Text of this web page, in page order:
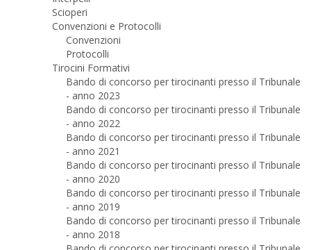
Scioperi
Convenzioni e Protocolli
Convenzioni
Protocolli
Tirocini Formativi
Bando di concorso per tirocinanti presso il Tribunale
- anno 2023
Bando di concorso per tirocinanti presso il Tribunale
- anno 2022
Bando di concorso per tirocinanti presso il Tribunale
- anno 2021
Bando di concorso per tirocinanti presso il Tribunale
- anno 2020
Bando di concorso per tirocinanti presso il Tribunale
- anno 2019
Bando di concorso per tirocinanti presso il Tribunale
- anno 2018